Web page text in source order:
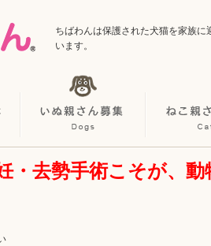
ちばわんは保護された犬猫を家族
います。
・去勢手術こそが、